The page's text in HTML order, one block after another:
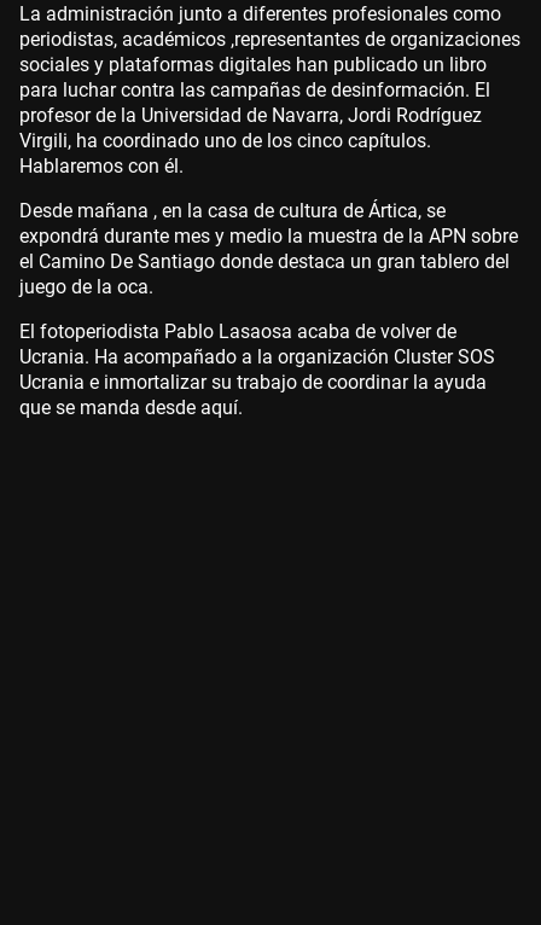
La administración junto a diferentes profesionales como
periodistas, académicos ,representantes de organizaciones
sociales y plataformas digitales han publicado un libro
para luchar contra las campañas de desinformación. El
profesor de la Universidad de Navarra, Jordi Rodríguez
Virgili, ha coordinado uno de los cinco capítulos.
Hablaremos con él.
Desde mañana , en la casa de cultura de Ártica, se
expondrá durante mes y medio la muestra de la APN sobre
el Camino De Santiago donde destaca un gran tablero del
juego de la oca.
El fotoperiodista Pablo Lasaosa acaba de volver de
Ucrania. Ha acompañado a la organización Cluster SOS
Ucrania e inmortalizar su trabajo de coordinar la ayuda
que se manda desde aquí.